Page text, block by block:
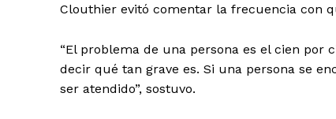
Clouthier evitó comentar la frecuencia con
“El problema de una persona es el cien por
decir qué tan grave es. Si una persona se
ser atendido”, sostuvo.